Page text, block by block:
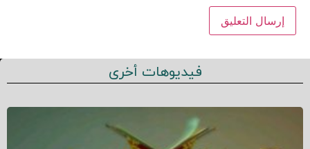
فيديوهات أخرى